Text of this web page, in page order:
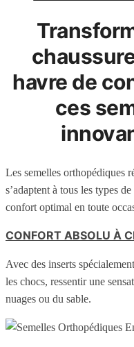
havre de
ces
Les semelles orthopédiques
s’adaptent à tous les types
confort optimal en toute
CONFORT ABSOLU À
Avec des inserts
les chocs, ressentir une
nuages ou du sable.